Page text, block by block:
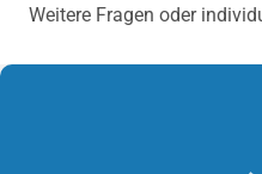
Weitere Fragen oder